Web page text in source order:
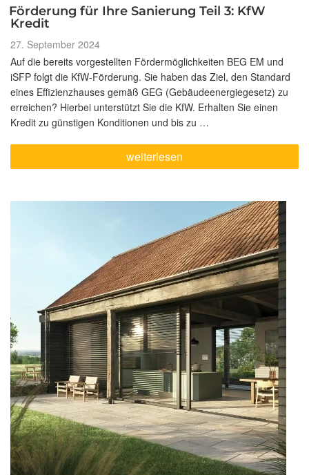
Förderung für Ihre Sanierung Teil 3: KfW
Kredit
Veröffentlicht
am
27. September 2024
Auf die bereits vorgestellten Fördermöglichkeiten BEG EM und
iSFP folgt die KfW-Förderung. Sie haben das Ziel, den Standard
eines Effizienzhauses gemäß GEG (Gebäudeenergiegesetz) zu
erreichen? Hierbei unterstützt Sie die KfW. Erhalten Sie einen
Kredit zu günstigen Konditionen und bis zu …
„Förderung
für
Teil
weiterlesen